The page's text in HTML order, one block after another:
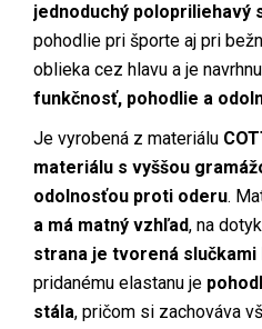
jednoduchý polopriliehavý
pohodlie pri športe aj pri
oblieka cez hlavu a je
funkčnosť, pohodlie a
Je vyrobená z materiálu
materiálu s vyššou
odolnosťou proti oderu.
a má matný vzhľad, na
strana je tvorená slučkami
pridanému elastanu je
stála, pričom si zachováva